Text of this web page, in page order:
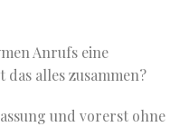
Anrufs eine
alles zusammen?
und vorerst ohne